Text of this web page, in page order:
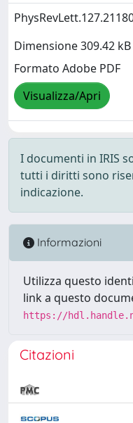
Dimensione 309.42 kB
Formato Adobe PDF
Visualizza/Apri
I documenti in IRIS
tutti i diritti sono
indicazione.
Informazioni
Utilizza questo
link a questo
https://
Citazioni